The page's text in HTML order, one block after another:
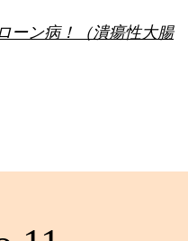
ーン病！（潰瘍性大腸